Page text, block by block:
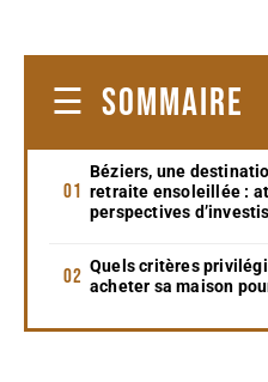
SOMMAIRE
Béziers, une
retraite ensoleillée :
perspectives
Quels critères
acheter sa maison